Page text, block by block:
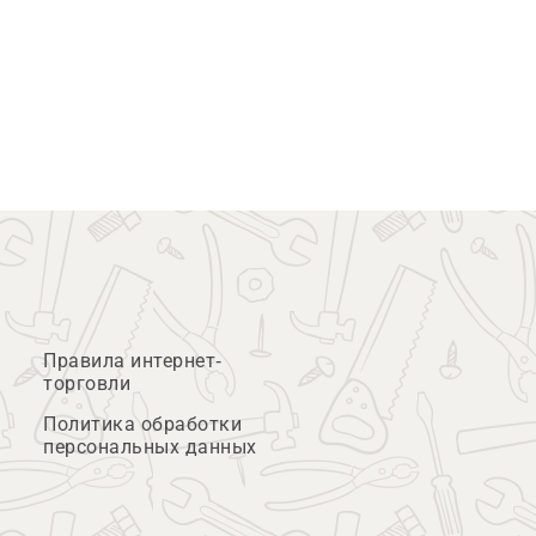
Правила интернет-
торговли
Политика обработки
персональных данных